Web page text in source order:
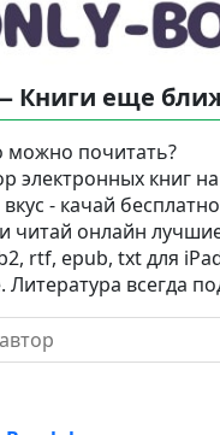
Книги еще
можно почитать?
электронных книг
- качай
читай онлайн
rtf, epub, txt для
всегда